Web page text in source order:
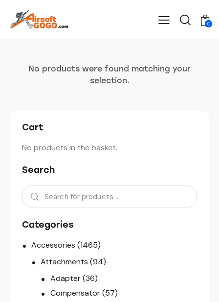
0
No products were found matching your
selection.
Cart
No products in the basket.
Search
Categories
Accessories (1465)
Attachments (94)
Adapter (36)
Compensator (57)